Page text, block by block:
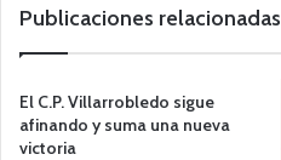
Publicaciones relacionadas
El C.P. Villarrobledo sigue
afinando y suma una nueva
victoria